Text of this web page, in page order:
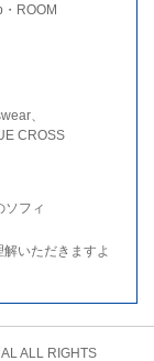
ROOM
、
CROSS
ソフィ
いただきますよ